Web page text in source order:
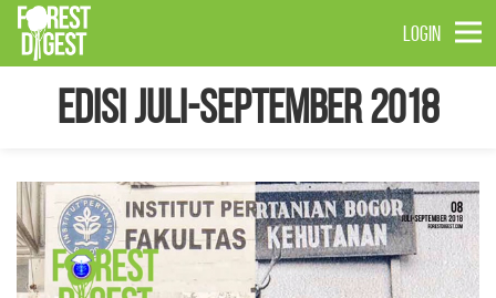
LOGIN
Edisi Juli-September 2018